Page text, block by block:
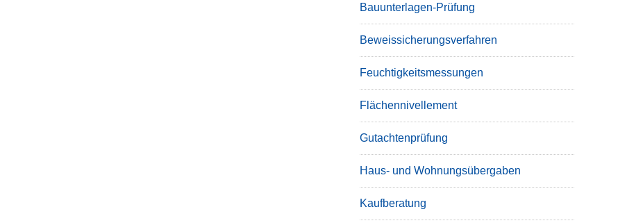
Bauunterlagen-Prüfung
Beweissicherungsverfahren
Feuchtigkeitsmessungen
Flächennivellement
Gutachtenprüfung
Haus- und Wohnungsübergaben
Kaufberatung